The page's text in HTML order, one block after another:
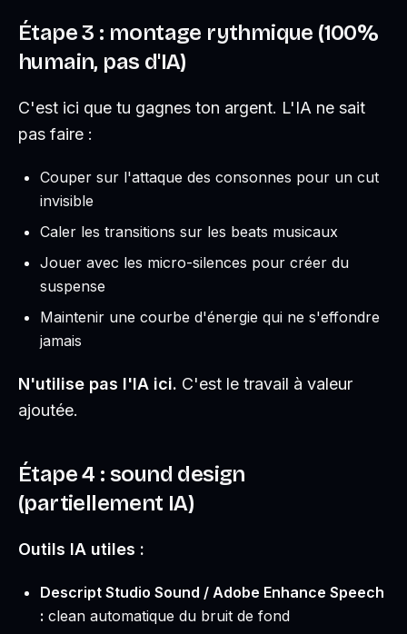
Étape 3 : montage rythmique (100%
humain, pas d'IA)
C'est ici que tu gagnes ton argent. L'IA ne sait
pas faire :
Couper sur l'attaque des consonnes pour un cut
invisible
Caler les transitions sur les beats musicaux
Jouer avec les micro-silences pour créer du
suspense
Maintenir une courbe d'énergie qui ne s'effondre
jamais
N'utilise pas l'IA ici. C'est le travail à valeur
ajoutée.
Étape 4 : sound design
(partiellement IA)
Outils IA utiles :
Descript Studio Sound / Adobe Enhance Speech
: clean automatique du bruit de fond